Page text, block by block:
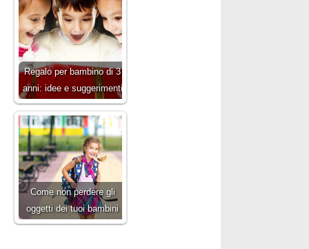
Regalo per bambino di 3
anni: idee e suggerimenti
Come non perdere gli
oggetti dei tuoi bambini